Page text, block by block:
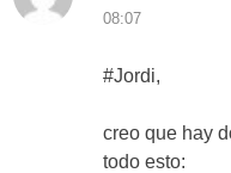
08:07
#Jordi,
creo que hay
todo esto: